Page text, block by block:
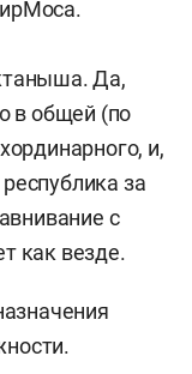
Да,
в общей (по
и,
за
с
как везде.